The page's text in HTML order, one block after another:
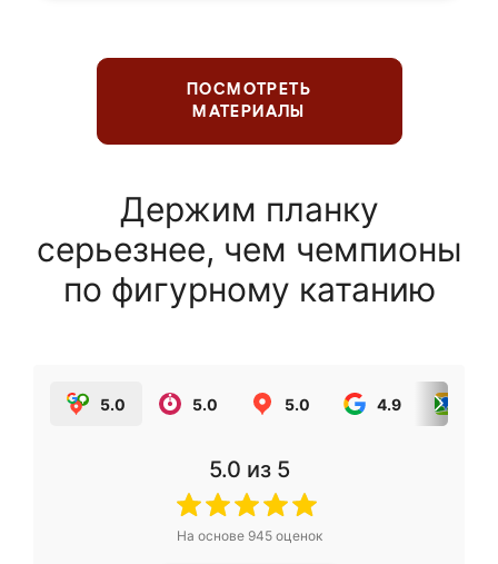
ПОСМОТРЕТЬ
МАТЕРИАЛЫ
Держим планку
серьезнее, чем чемпионы
по фигурному катанию
5.0 5.0 5.0 4.9
5.0 из 5
На основе 945оценок